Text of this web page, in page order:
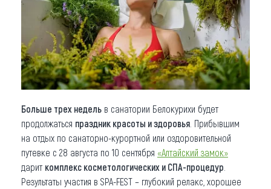
Коллекция впечатлений
Другие рубрики
Больше трех недель в санатории Белокурихи будет
продолжаться праздник красоты и здоровья . Прибывшим
на отдых по санаторно-курортной или оздоровительной
путевке с 28 августа по 10 сентября «Алтайский замок»
дарит комплекс косметологических и СПА-процедур
Результаты участия в SPA-FEST – глубокий релакс, хорошее